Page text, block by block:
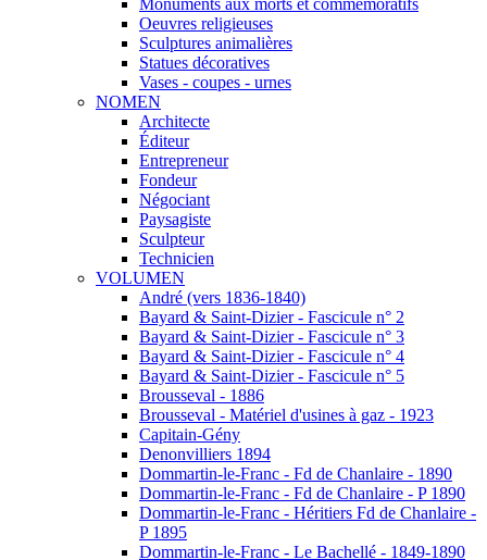
Monuments aux morts et commémoratifs
Oeuvres religieuses
Sculptures animalières
Statues décoratives
Vases - coupes - urnes
NOMEN
Architecte
Éditeur
Entrepreneur
Fondeur
Négociant
Paysagiste
Sculpteur
Technicien
VOLUMEN
André (vers 1836-1840)
Bayard & Saint-Dizier - Fascicule n° 2
Bayard & Saint-Dizier - Fascicule n° 3
Bayard & Saint-Dizier - Fascicule n° 4
Bayard & Saint-Dizier - Fascicule n° 5
Brousseval - 1886
Brousseval - Matériel d'usines à gaz - 1923
Capitain-Gény
Denonvilliers 1894
Dommartin-le-Franc - Fd de Chanlaire - 1890
Dommartin-le-Franc - Fd de Chanlaire - P 1890
Dommartin-le-Franc - Héritiers Fd de Chanlaire -
P 1895
Dommartin-le-Franc - Le Bachellé - 1849-1890